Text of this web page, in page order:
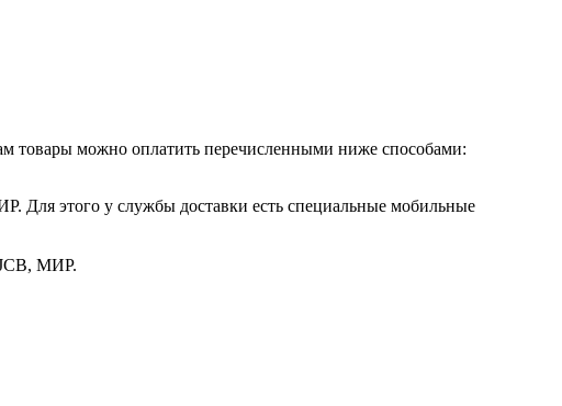
товары можно оплатить перечисленными ниже способами:
Для этого у службы доставки есть специальные мобильные
МИР.